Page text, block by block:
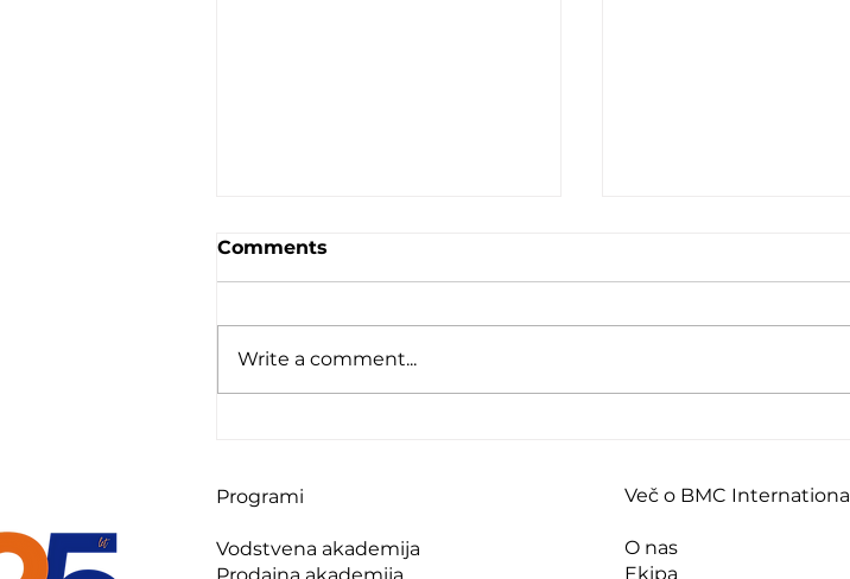
Comments
Write a comment...
Programi
Vodstvena akademija
Več o BMC International ​
O nas
Ekipa